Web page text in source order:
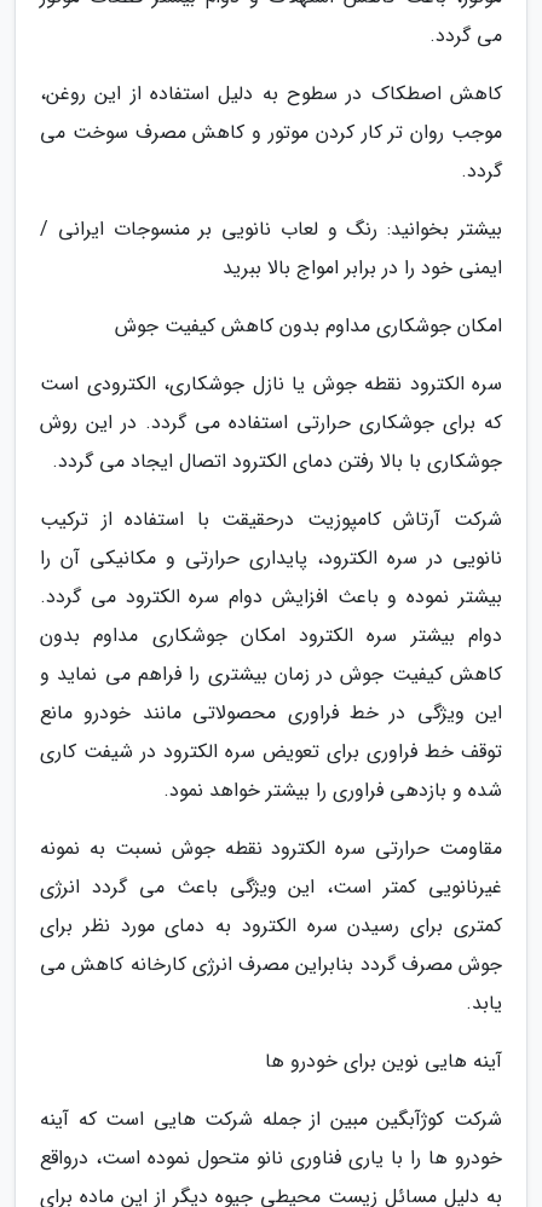
می گردد.
کاهش اصطکاک در سطوح به دلیل استفاده از این روغن،
موجب روان تر کار کردن موتور و کاهش مصرف سوخت می
گردد.
بیشتر بخوانید: رنگ و لعاب نانویی بر منسوجات ایرانی /
ایمنی خود را در برابر امواج بالا ببرید
امکان جوشکاری مداوم بدون کاهش کیفیت جوش
سره الکترود نقطه جوش یا نازل جوشکاری، الکترودی است
که برای جوشکاری حرارتی استفاده می گردد. در این روش
جوشکاری با بالا رفتن دمای الکترود اتصال ایجاد می گردد.
شرکت آرتاش کامپوزیت درحقیقت با استفاده از ترکیب
نانویی در سره الکترود، پایداری حرارتی و مکانیکی آن را
بیشتر نموده و باعث افزایش دوام سره الکترود می گردد.
دوام بیشتر سره الکترود امکان جوشکاری مداوم بدون
کاهش کیفیت جوش در زمان بیشتری را فراهم می نماید و
این ویژگی در خط فراوری محصولاتی مانند خودرو مانع
توقف خط فراوری برای تعویض سره الکترود در شیفت کاری
شده و بازدهی فراوری را بیشتر خواهد نمود.
مقاومت حرارتی سره الکترود نقطه جوش نسبت به نمونه
غیرنانویی کمتر است، این ویژگی باعث می گردد انرژی
کمتری برای رسیدن سره الکترود به دمای مورد نظر برای
جوش مصرف گردد بنابراین مصرف انرژی کارخانه کاهش می
یابد.
آینه هایی نوین برای خودرو ها
شرکت کوژآبگین مبین از جمله شرکت هایی است که آینه
خودرو ها را با یاری فناوری نانو متحول نموده است، درواقع
به دلیل مسائل زیست محیطی جیوه دیگر از این ماده برای